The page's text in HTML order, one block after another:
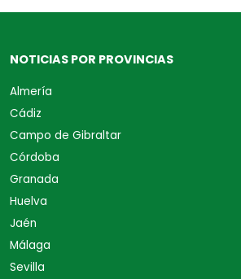
NOTICIAS POR PROVINCIAS
Almería
Cádiz
Campo de Gibraltar
Córdoba
Granada
Huelva
Jaén
Málaga
Sevilla